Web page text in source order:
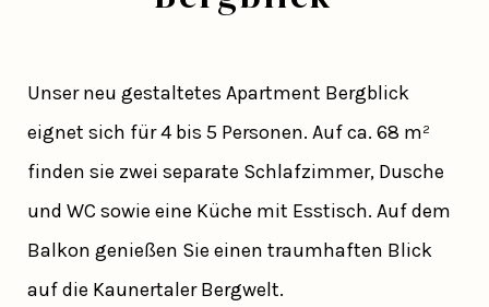
Unser neu gestaltetes Apartment Bergblick
eignet sich für 4 bis 5 Personen. Auf ca. 68 m²
finden sie zwei separate Schlafzimmer, Dusche
und WC sowie eine Küche mit Esstisch. Auf dem
Balkon genießen Sie einen traumhaften Blick
auf die Kaunertaler Bergwelt.